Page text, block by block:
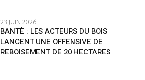
23 JUIN 2026
BANTÈ : LES ACTEURS DU BOIS
LANCENT UNE OFFENSIVE DE
REBOISEMENT DE 20 HECTARES